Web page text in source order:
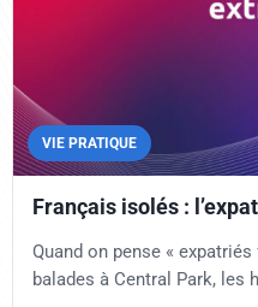
VIE PRATIQUE
Français isolés :
Quand on pense «
balades à Central Park, les